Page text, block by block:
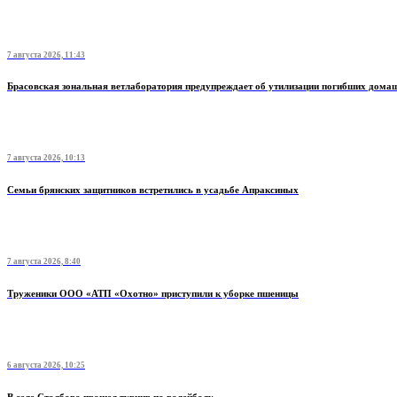
7 августа 2026, 11:43
Брасовская зональная ветлаборатория предупреждает об утилизации погибших
7 августа 2026, 10:13
Семьи брянских защитников встретились в усадьбе Апраксиных
7 августа 2026, 8:40
Труженики ООО «АТП «Охотно» приступили к уборке пшеницы
6 августа 2026, 10:25